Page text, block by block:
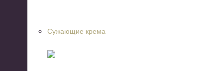
Сужающие крема